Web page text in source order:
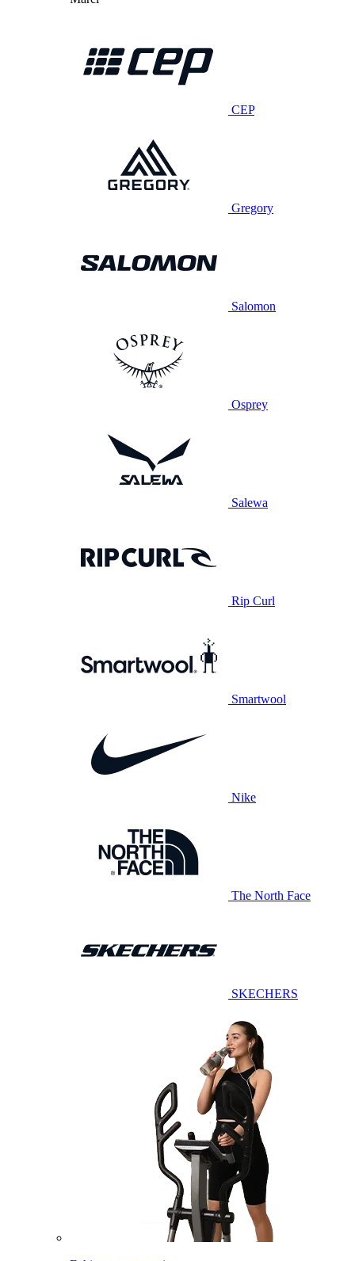
CEP
Gregory
Salomon
Osprey
Salewa
Rip Curl
Smartwool
Nike
The North Face
SKECHERS